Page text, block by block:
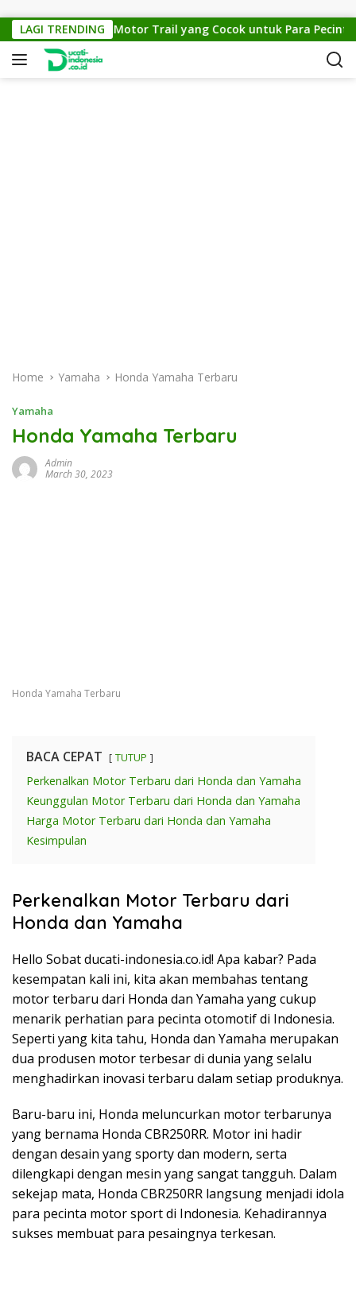
LAGI TRENDING
KTM Cross 150: Motor Trail yang Cocok untuk Para Pecinta
Home Yamaha Honda Yamaha Terbaru
Yamaha
Honda Yamaha Terbaru
Admin
March 30, 2023
Honda Yamaha Terbaru
BACA CEPAT TUTUP
Perkenalkan Motor Terbaru dari Honda dan Yamaha
Keunggulan Motor Terbaru dari Honda dan Yamaha
Harga Motor Terbaru dari Honda dan Yamaha
Kesimpulan
Perkenalkan Motor Terbaru dari
Honda dan Yamaha
Hello Sobat ducati-indonesia.co.id! Apa kabar? Pada
kesempatan kali ini, kita akan membahas tentang
motor terbaru dari Honda dan Yamaha yang cukup
menarik perhatian para pecinta otomotif di Indonesia.
Seperti yang kita tahu, Honda dan Yamaha merupakan
dua produsen motor terbesar di dunia yang selalu
menghadirkan inovasi terbaru dalam setiap produknya.
Baru-baru ini, Honda meluncurkan motor terbarunya
yang bernama Honda CBR250RR. Motor ini hadir
dengan desain yang sporty dan modern, serta
dilengkapi dengan mesin yang sangat tangguh. Dalam
sekejap mata, Honda CBR250RR langsung menjadi idola
para pecinta motor sport di Indonesia. Kehadirannya
sukses membuat para pesaingnya terkesan.